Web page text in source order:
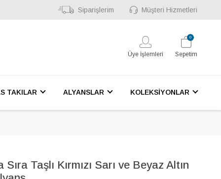
Siparişlerim Müşteri Hizmetleri
Üye İşlemleri Sepetim
0
TAKILAR ALYANSLAR KOLEKSİYONLAR
Sıra Taşlı Kırmızı Sarı ve Beyaz Altın